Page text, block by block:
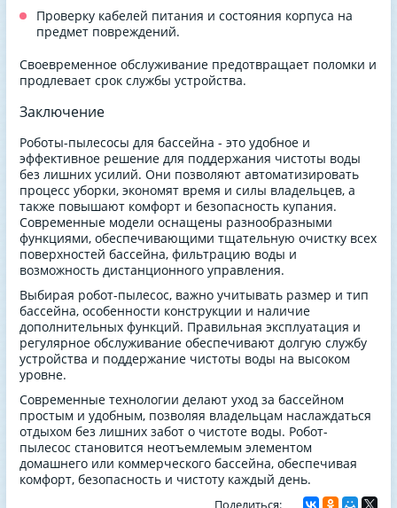
Проверку кабелей питания и состояния корпуса на
предмет повреждений.
Своевременное обслуживание предотвращает поломки и
продлевает срок службы устройства.
Заключение
Роботы-пылесосы для бассейна - это удобное и
эффективное решение для поддержания чистоты воды
без лишних усилий. Они позволяют автоматизировать
процесс уборки, экономят время и силы владельцев, а
также повышают комфорт и безопасность купания.
Современные модели оснащены разнообразными
функциями, обеспечивающими тщательную очистку всех
поверхностей бассейна, фильтрацию воды и
возможность дистанционного управления.
Выбирая робот-пылесос, важно учитывать размер и тип
бассейна, особенности конструкции и наличие
дополнительных функций. Правильная эксплуатация и
регулярное обслуживание обеспечивают долгую службу
устройства и поддержание чистоты воды на высоком
уровне.
Современные технологии делают уход за бассейном
простым и удобным, позволяя владельцам наслаждаться
отдыхом без лишних забот о чистоте воды. Робот-
пылесос становится неотъемлемым элементом
домашнего или коммерческого бассейна, обеспечивая
комфорт, безопасность и чистоту каждый день.
Поделиться: